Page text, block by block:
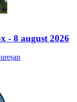
- 8 august 2026